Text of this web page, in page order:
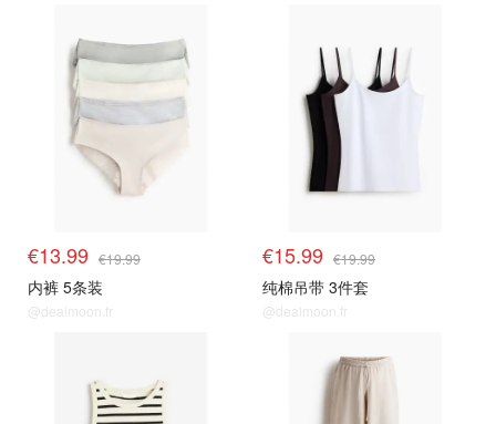
€13.99 €19.99
内裤 5条装
@dealmoon.fr
€15.99 €19.99
纯棉吊带 3件套
@dealmoon.fr